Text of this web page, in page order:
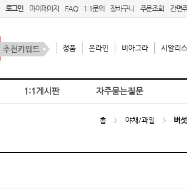
로그인 마이페이지 FAQ 1:1문의 장바구니 주문조회 간편
정품 온라인 비아그라 시알리스
1:1게시판 자주묻는질문
홈 야채/과일 버